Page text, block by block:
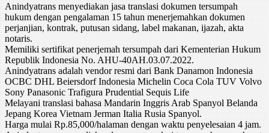
Anindyatrans menyediakan jasa translasi dokumen tersumpah
hukum dengan pengalaman 15 tahun menerjemahkan dokumen
perjanjian, kontrak, putusan sidang, label makanan, ijazah, akta
notaris.
Memiliki sertifikat penerjemah tersumpah dari Kementerian Hukum
Republik Indonesia No. AHU-40AH.03.07.2022.
Anindyatrans adalah vendor resmi dari Bank Danamon Indonesia
OCBC DHL Beiersdorf Indonesia Michelin Coca Cola TUV Volvo
Sony Panasonic Trafigura Prudential Sequis Life
Melayani translasi bahasa Mandarin Inggris Arab Spanyol Belanda
Jepang Korea Vietnam Jerman Italia Rusia Spanyol.
Harga mulai Rp.85,000/halaman dengan waktu penyelesaian 4 jam.